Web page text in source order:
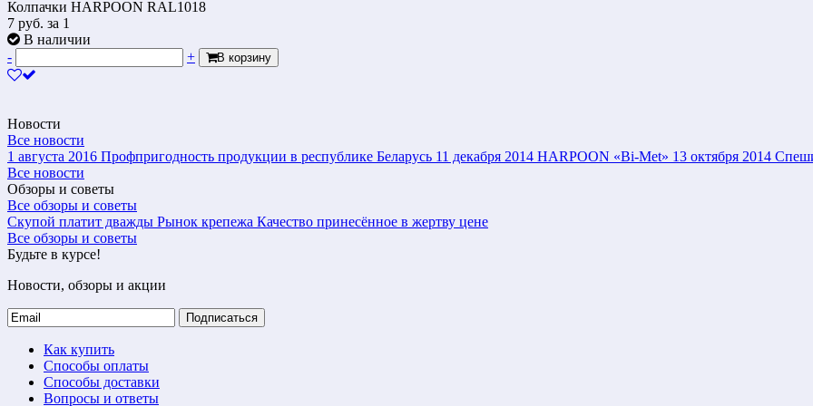
Колпачки HARPOON RAL1018
7 руб. за 1
В наличии
-
+ В корзину
Новости
Все новости
1 августа 2016 Профпригодность продукции в республике Беларусь 11 декабря 2014 HARPOON «Bi-Met» 13 октября 2014
Все новости
Обзоры и советы
Все обзоры и советы
Скупой платит дважды Рынок крепежа Качество принесённое в жертву цене
Все обзоры и советы
Будьте в курсе!
Новости, обзоры и акции
Подписаться
Как купить
Способы оплаты
Способы доставки
Вопросы и ответы